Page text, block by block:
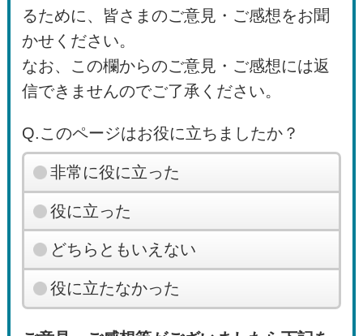
るために、皆さまのご意見・ご感想をお聞
かせください。
なお、この欄からのご意見・ご感想には返
信できませんのでご了承ください。
Q.このページはお役に立ちましたか？
非常に役に立った
役に立った
どちらともいえない
役に立たなかった